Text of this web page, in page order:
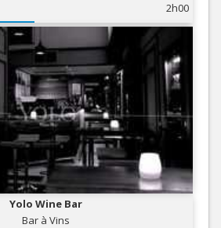
2h00
Yolo Wine Bar
Bar à Vins